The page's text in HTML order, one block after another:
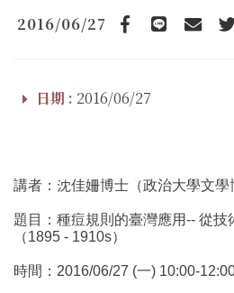
2016/06/27
Facebook
line email
日期 : 2016/06/27
講者：沈佳姍博士（政治大學文學
題目：種痘規則的臺灣應用-- 從技
（1895 - 1910s）
時間：2016/06/27 (一) 10:00-